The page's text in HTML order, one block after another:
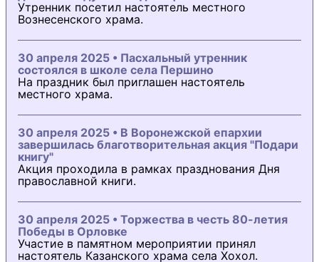
Утренник посетил настоятель местного
Вознесенского храма.
30 апреля 2025 • Пасхальный утренник
состоялся в школе села Першино
На праздник был приглашен настоятель
местного храма.
30 апреля 2025 • В Воронежской епархии
завершилась благотворительная акция "Подари
книгу"
Акция проходила в рамках празднования Дня
православной книги.
30 апреля 2025 • Торжества в честь 80-летия
Победы в Орловке
Участие в памятном мероприятии принял
настоятель Казанского храма села Хохол.